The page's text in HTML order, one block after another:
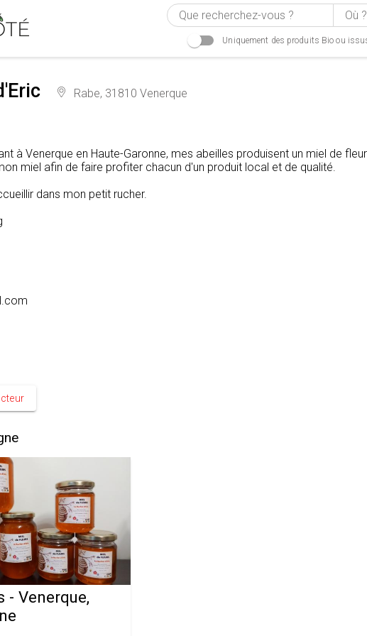
Uniquement des produits Bio ou
Rabe, 31810 Venerque
à Venerque en Haute-Garonne, mes abeilles produisent un miel de
miel afin de faire profiter chacun d'un produit local et de qualité.
dans mon petit rucher.
- Venerque,